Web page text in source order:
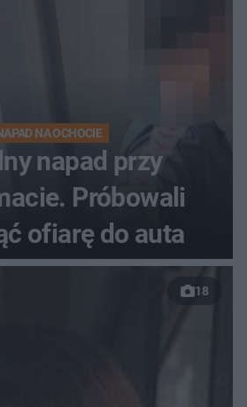
NA OCHOCIE
napad przy
Próbowali
ofiarę do auta
18